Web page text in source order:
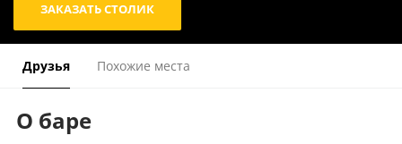
ЗАКАЗАТЬ СТОЛИК
Друзья Похожие места
О баре